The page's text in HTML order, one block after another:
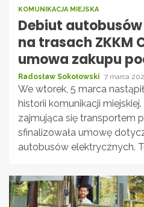
KOMUNIKACJA MIEJSKA
Debiut
na trasach ZKKM
umowa zakupu
Radosław Sokołowski 7 marca
We wtorek, 5 marca
historii komunikacji miejskiej.
zajmująca się transportem
sfinalizowała umowę
autobusów elektrycznych.